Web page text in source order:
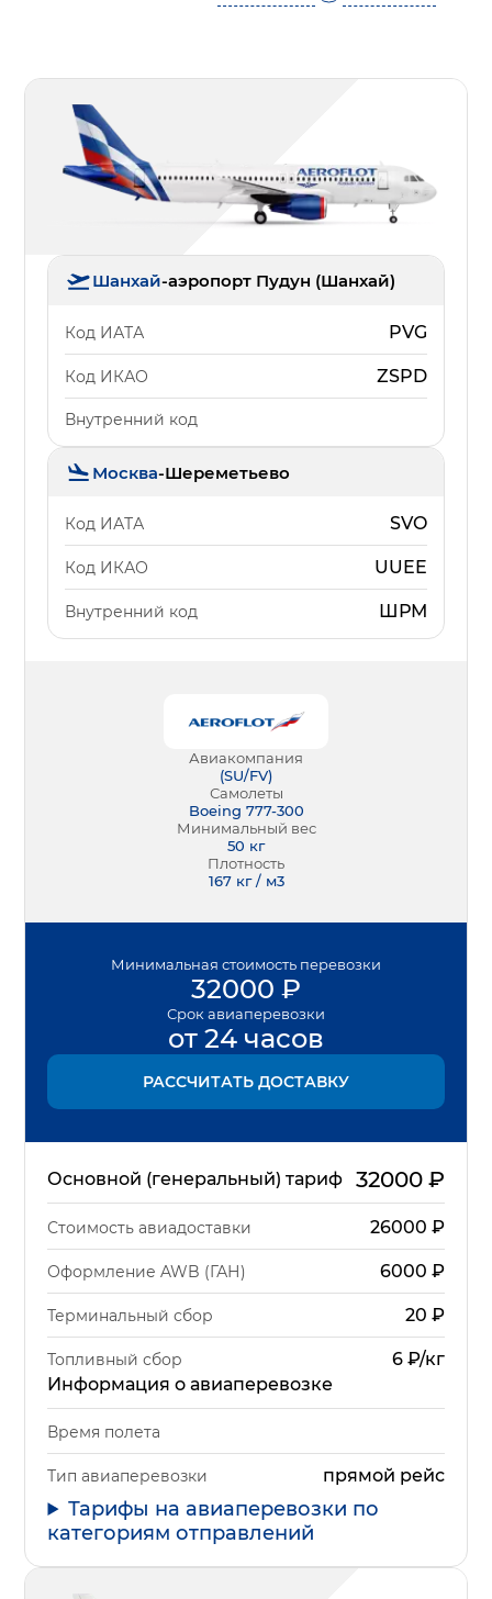
Шанхай-аэропорт Пудун (Шанхай)
Код ИАТА PVG
Код ИКАО ZSPD
Внутренний код
Москва-Шереметьево
Код ИАТА SVO
Код ИКАО UUEE
Внутренний код ШРМ
Авиакомпания
(SU/FV)
Самолеты
Boeing 777-300
Минимальный вес
50 кг
Плотность
167 кг / м3
Минимальная стоимость перевозки
32000 ₽
Срок авиаперевозки
от 24 часов
РАССЧИТАТЬ ДОСТАВКУ
Основной (генеральный) тариф 32000₽
Стоимость авиадоставки 26000 ₽
Оформление AWB (ГАН) 6000 ₽
Терминальный сбор 20 ₽
Топливный сбор
6 ₽/кг
Информация о авиаперевозке
Время полета
Тип авиаперевозки прямой рейс
Тарифы на авиаперевозки по
категориям отправлений